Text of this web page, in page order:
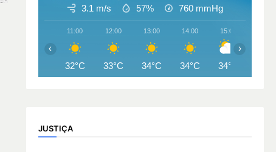
3.1 m/s 57% 760 mmHg
11:00
32°C
12:00
33°C
13:00
34°C
14:00
34°C
15:00
34°C
‹ ›
JUSTIÇA